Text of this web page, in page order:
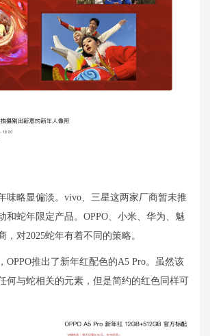
味略显偏淡。vivo、三星这两家厂商暂未推
和蛇年限定产品。OPPO、小米、华为、魅
，对2025蛇年有着不同的策略。
OPPO推出了新年红配色的A5 Pro。虽然该
何与蛇相关的元素，但是简约的红色同样可